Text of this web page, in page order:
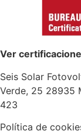
Ver
Seis Solar
Verde, 25 28935
423
Política de